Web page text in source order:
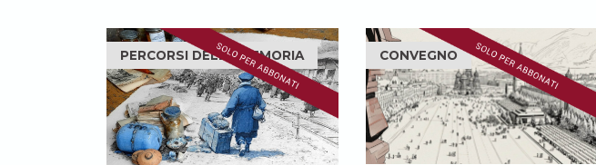
PERCORSI DELLA MEMORIA CONVEGNO